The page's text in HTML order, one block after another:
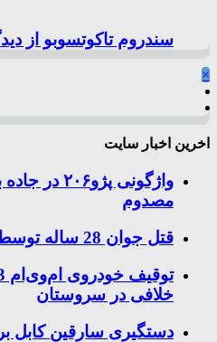
سندروم تاکوتسوبو از
×
اخرین اخبار سایت
مصدوم
قتل جوان 28 ساله توسط قاتل 15 ساله در کازرون
خلافی در سروستان
دستگیری سارقین کابل